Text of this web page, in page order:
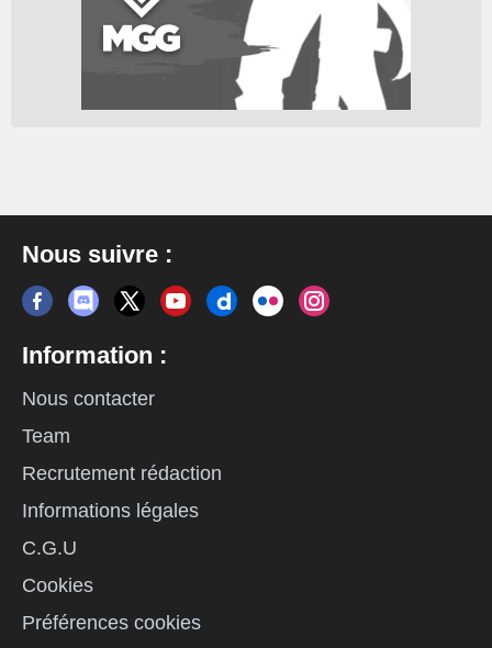
Nous suivre :
Information :
Nous contacter
Team
Recrutement rédaction
Informations légales
C.G.U
Cookies
Préférences cookies